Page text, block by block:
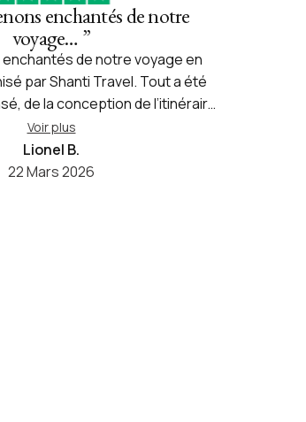
enchantés de notre
voyage…”
de notre voyage en
par Shanti Travel. Tout a été
de la conception de l’itinéraire
place. L’agence a su comprendre
nous proposer un voyage sur
entre découvertes culturelles,
Voir plus
Lionel B.
22 Mars 2026